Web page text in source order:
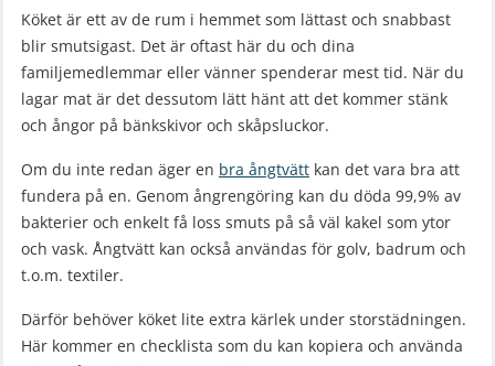
Köket är ett av de rum i hemmet som lättast och snabbast
blir smutsigast. Det är oftast här du och dina
familjemedlemmar eller vänner spenderar mest tid. När du
lagar mat är det dessutom lätt hänt att det kommer stänk
och ångor på bänkskivor och skåpsluckor.
Om du inte redan äger en bra ångtvätt kan det vara bra att
fundera på en. Genom ångrengöring kan du döda 99,9% av
bakterier och enkelt få loss smuts på så väl kakel som ytor
och vask. Ångtvätt kan också användas för golv, badrum och
t.o.m. textiler.
Därför behöver köket lite extra kärlek under storstädningen.
Här kommer en checklista som du kan kopiera och använda